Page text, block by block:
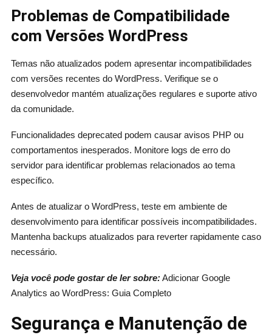
Problemas de Compatibilidade
com Versões WordPress
Temas não atualizados podem apresentar incompatibilidades
com versões recentes do WordPress. Verifique se o
desenvolvedor mantém atualizações regulares e suporte ativo
da comunidade.
Funcionalidades deprecated podem causar avisos PHP ou
comportamentos inesperados. Monitore logs de erro do
servidor para identificar problemas relacionados ao tema
específico.
Antes de atualizar o WordPress, teste em ambiente de
desenvolvimento para identificar possíveis incompatibilidades.
Mantenha backups atualizados para reverter rapidamente caso
necessário.
Veja você pode gostar de ler sobre:Adicionar Google
Analytics ao WordPress: Guia Completo
Segurança e Manutenção de